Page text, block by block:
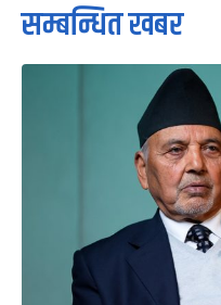
सम्बन्धित खबर